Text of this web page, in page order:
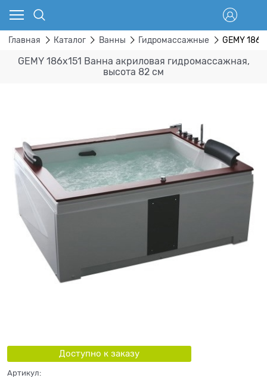
Главная Каталог Ванны Гидромассажные GEMY
GEMY 186x151 Ванна акриловая гидромассажная,
высота 82 см
Доступно к заказу
Артикул: